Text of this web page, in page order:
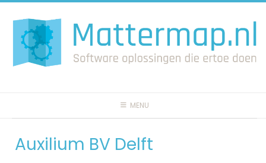
naar
inhoud
MENU
Auxilium BV Delft